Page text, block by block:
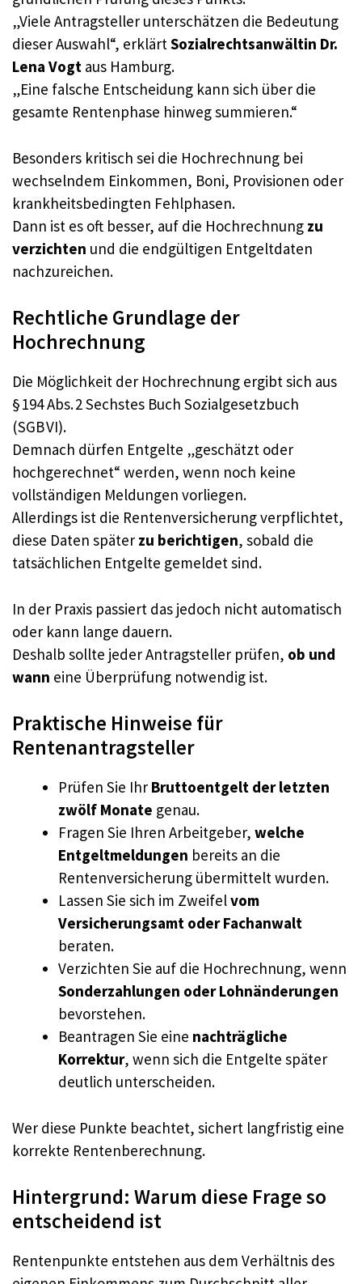
„Viele Antragsteller unterschätzen die Bedeutung
dieser Auswahl“, erklärtSozialrechtsanwältin Dr.
Lena Vogt aus Hamburg.
„Eine falsche Entscheidung kann sich über die
gesamte Rentenphase hinweg summieren.“
Besonders kritisch sei die Hochrechnung bei
wechselndem Einkommen, Boni, Provisionen oder
krankheitsbedingten Fehlphasen.
Dann ist es oft besser, auf die Hochrechnung zu
verzichten und die endgültigen Entgeltdaten
nachzureichen.
Rechtliche Grundlage der
Hochrechnung
Die Möglichkeit der Hochrechnung ergibt sich aus
§ 194 Abs. 2 Sechstes Buch Sozialgesetzbuch
(SGB VI).
Demnach dürfen Entgelte „geschätzt oder
hochgerechnet“ werden, wenn noch keine
vollständigen Meldungen vorliegen.
Allerdings ist die Rentenversicherung verpflichtet,
diese Daten später zu berichtigen, sobald die
tatsächlichen Entgelte gemeldet sind.
In der Praxis passiert das jedoch nicht automatisch
oder kann lange dauern.
Deshalb sollte jeder Antragsteller prüfen, ob und
wann eine Überprüfung notwendig ist.
Praktische Hinweise für
Rentenantragsteller
Prüfen Sie Ihr Bruttoentgelt der letzten
zwölf Monate genau.
Fragen Sie Ihren Arbeitgeber, welche
Entgeltmeldungen bereits an die
Rentenversicherung übermittelt wurden.
Lassen Sie sich im Zweifelvom
Versicherungsamt oder Fachanwalt
beraten.
Verzichten Sie auf die Hochrechnung, wenn
Sonderzahlungen oder Lohnänderungen
bevorstehen.
Beantragen Sie eine nachträgliche
Korrektur, wenn sich die Entgelte später
deutlich unterscheiden.
Wer diese Punkte beachtet, sichert langfristig eine
korrekte Rentenberechnung.
Hintergrund: Warum diese Frage so
entscheidend ist
Rentenpunkte entstehen aus dem Verhältnis des